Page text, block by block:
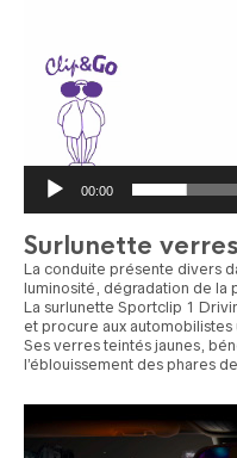
00:00
Surlunette
La conduite présente divers
luminosité, dégradation de
La surlunette Sportclip 1
et procure aux
Ses verres teintés jaunes,
l’éblouissement des phares